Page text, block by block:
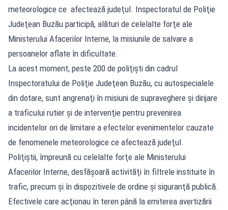
meteorologice ce afectează judeţul. Inspectoratul de Poliţie
Judeţean Buzău participă, alături de celelalte forţe ale
Ministerului Afacerilor Interne, la misiunile de salvare a
persoanelor aflate în dificultate.
La acest moment, peste 200 de poliţişti din cadrul
Inspectoratului de Poliţie Judeţean Buzău, cu autospecialele
din dotare, sunt angrenaţi în misiuni de supraveghere şi dirijare
a traficului rutier şi de intervenţie pentru prevenirea
incidentelor ori de limitare a efectelor evenimentelor cauzate
de fenomenele meteorologice ce afectează judeţul.
Poliţiştii, împreună cu celelalte forţe ale Ministerului
Afacerilor Interne, desfăşoară activităţi în filtrele instituite în
trafic, precum şi în dispozitivele de ordine şi siguranţă publică.
Efectivele care acţionau în teren până la emiterea avertizării